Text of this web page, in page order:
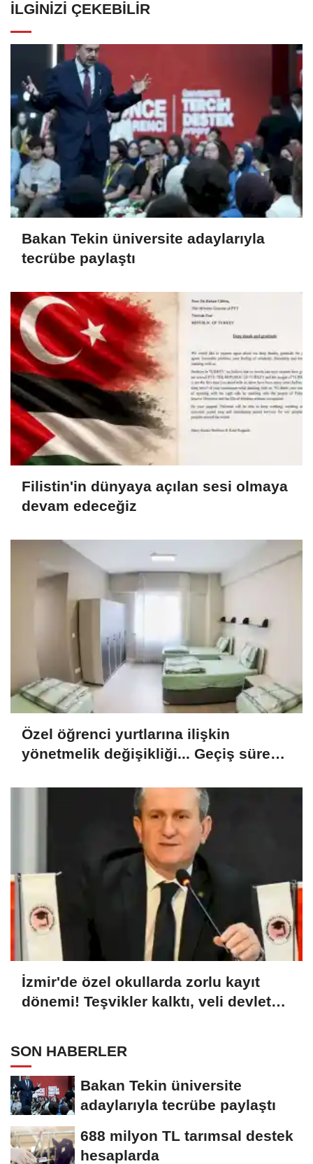
İLGINIZI ÇEKEBILIR
Bakan Tekin üniversite adaylarıyla
tecrübe paylaştı
Filistin'in dünyaya açılan sesi olmaya
devam edeceğiz
Özel öğrenci yurtlarına ilişkin
yönetmelik değişikliği... Geçiş süresi
İzmir'de özel okullarda zorlu kayıt
dönemi! Teşvikler kalktı, veli devlet
SON HABERLER
Bakan Tekin üniversite
adaylarıyla tecrübe paylaştı
688 milyon TL tarımsal destek
hesaplarda